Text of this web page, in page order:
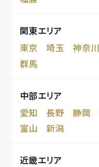
関東エリア
東京
埼玉 神奈川
群馬
中部エリア
愛知
長野 静岡
富山
新潟
近畿エリア